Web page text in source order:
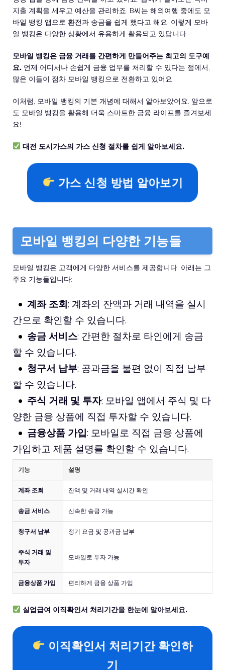
지출 계획을 세우고 예산을 관리하죠. B씨는 해외여행 중에도 모
바일 뱅킹 앱으로 환전과 송금을 쉽게 했다고 해요. 이렇게 모바
일 뱅킹은 다양한 상황에서 유용하게 활용되고 있답니다.
모바일 뱅킹은 금융 거래를 간편하게 만들어주는 최고의 도구예
요. 언제 어디서나 손쉽게 금융 업무를 처리할 수 있다는 점에서,
많은 이들이 점차 모바일 뱅킹으로 전환하고 있어요.
이처럼, 모바일 뱅킹의 기본 개념에 대해서 알아보았어요. 앞으로
도 모바일 뱅킹을 활용해 더욱 스마트한 금융 라이프를 즐겨보세
요!
대전 도시가스의 가스 신청 절차를 쉽게 알아보세요.
가스 신청 방법 알아보기
모바일 뱅킹의 다양한 기능들
모바일 뱅킹은 고객에게 다양한 서비스를 제공합니다. 아래는 그
주요 기능들입니다:
계좌 조회: 계좌의 잔액과 거래 내역을 실시
간으로 확인할 수 있습니다.
송금 서비스: 간편한 절차로 타인에게 송금
할 수 있습니다.
청구서 납부: 공과금을 불편 없이 직접 납부
할 수 있습니다.
주식 거래 및 투자: 모바일 앱에서 주식 및 다
양한 금융 상품에 직접 투자할 수 있습니다.
금융상품 가입: 모바일로 직접 금융 상품에
가입하고 제품 설명를 확인할 수 있습니다.
기능 설명
계좌 조회 잔액 및 거래 내역 실시간 확인
송금 서비스 신속한 송금 가능
청구서 납부 정기 요금 및 공과금 납부
주식 거래 및
투자
모바일로 투자 가능
금융상품 가입 편리하게 금융 상품 가입
실업급여 이직확인서 처리기간을 한눈에 알아보세요.
이직확인서 처리기간 확인하
기